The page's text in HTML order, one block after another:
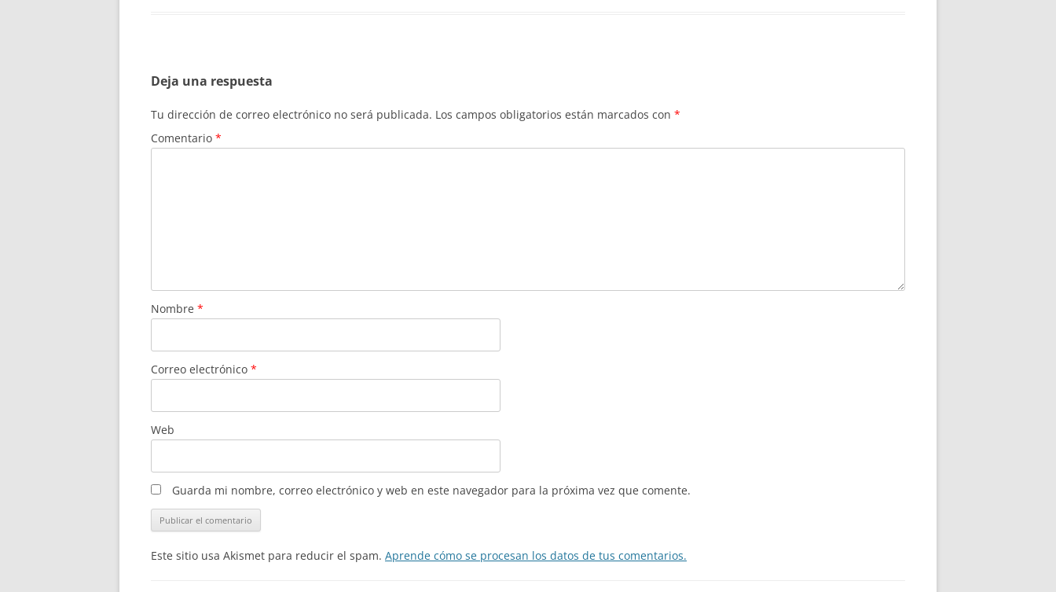
Deja una respuesta
Tu dirección de correo electrónico no será publicada. Los campos obligatorios están marcados con *
Comentario *
Nombre *
Correo electrónico *
Web
Guarda mi nombre, correo electrónico y web en este navegador para la próxima vez que comente.
Este sitio usa Akismet para reducir el spam. Aprende cómo se procesan los datos de tus comentarios.